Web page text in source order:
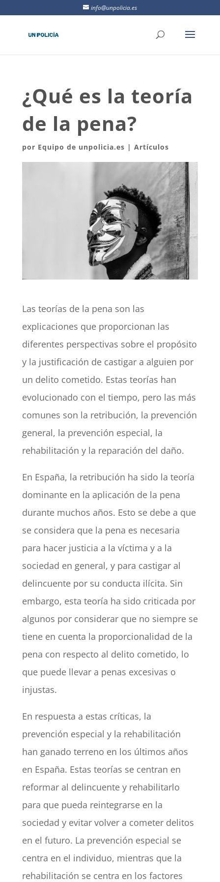
info@unpolicia.es
¿Qué es la teoría
de la pena?
por Equipo de unpolicia.es | Artículos
Las teorías de la pena son las
explicaciones que proporcionan las
diferentes perspectivas sobre el propósito
y la justificación de castigar a alguien por
un delito cometido. Estas teorías han
evolucionado con el tiempo, pero las más
comunes son la retribución, la prevención
general, la prevención especial, la
rehabilitación y la reparación del daño.
En España, la retribución ha sido la teoría
dominante en la aplicación de la pena
durante muchos años. Esto se debe a que
se considera que la pena es necesaria
para hacer justicia a la víctima y a la
sociedad en general, y para castigar al
delincuente por su conducta ilícita. Sin
embargo, esta teoría ha sido criticada por
algunos por considerar que no siempre se
tiene en cuenta la proporcionalidad de la
pena con respecto al delito cometido, lo
que puede llevar a penas excesivas o
injustas.
En respuesta a estas críticas, la
prevención especial y la rehabilitación
han ganado terreno en los últimos años
en España. Estas teorías se centran en
reformar al delincuente y rehabilitarlo
para que pueda reintegrarse en la
sociedad y evitar volver a cometer delitos
en el futuro. La prevención especial se
centra en el individuo, mientras que la
rehabilitación se centra en los factores